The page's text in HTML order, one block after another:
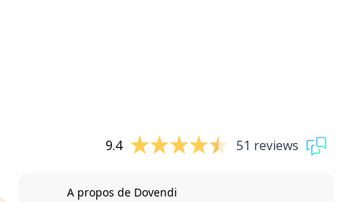
9.4 51 reviews
A propos de Dovendi